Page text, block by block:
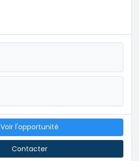
Voir l'opportunité
Contacter